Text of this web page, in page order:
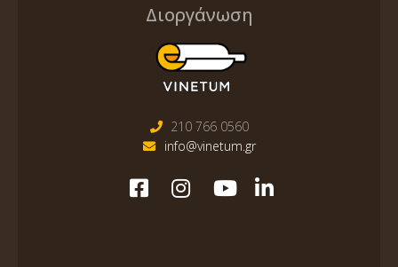
Διοργάνωση
210 766 0560
info@vinetum.gr